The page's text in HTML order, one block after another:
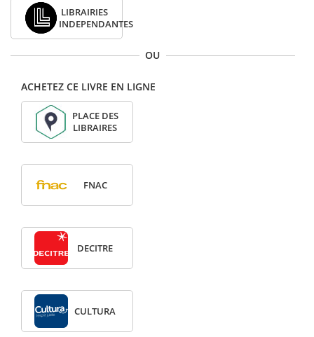
LIBRAIRIES
INDEPENDANTES
OU
ACHETEZ CE LIVRE EN LIGNE
PLACE DES
LIBRAIRES
FNAC
DECITRE
CULTURA